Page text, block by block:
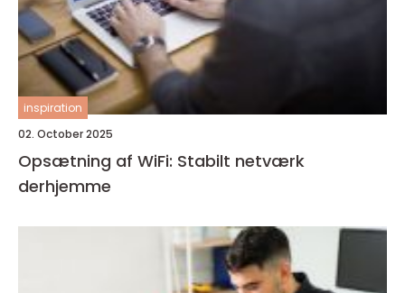
inspiration
02. October 2025
Opsætning af WiFi: Stabilt netværk
derhjemme